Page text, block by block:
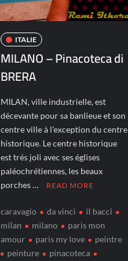
ITALIE
MILANO – Pinacoteca di
BRERA
MILAN, ville industrielle, est
décevante pour sa banlieue et son
centre ville à l’exception du centre
historique. Le centre historique
est trés joli avec ses églises
paléochrétiennes, les beaux
porches …
READ MORE
caravagio da vinci
il bacci
milan
milano
paris mon
amour
paris my love
peintre
peinture
pinacoteca